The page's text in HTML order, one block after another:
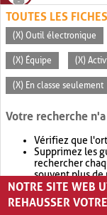
TOUTES LES
(X) Outil électronique
(X) Équipe (X)
(X) En classe seulement
Votre recherche
Vérifiez que
Supprimez les
rechercher
souvent plus
Envisagez
retournera
NOTRE SITE WEB
REHAUSSER